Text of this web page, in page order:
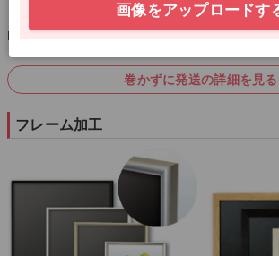
※巻かずに発送に対応のポスターサイズはA1
B3の6種類です。
巻かずに発送の詳細を見る
フレーム加工
画像をアップロードす